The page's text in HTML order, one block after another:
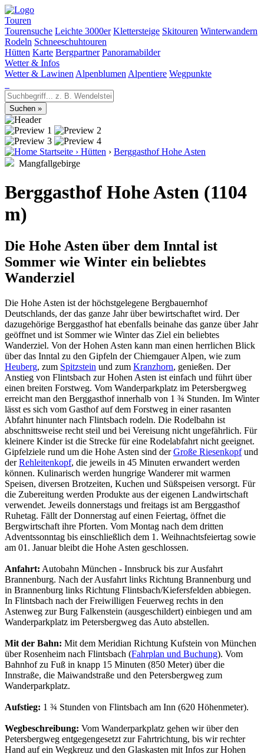
Touren
Tourensuche Leichte 3000er Klettersteige Skitouren Winterwandern
Rodeln Schneeschuhtouren
Hütten Karte Bergpartner Panoramabilder
Wetter & Infos
Wetter & Lawinen Alpenblumen Alpentiere Wegpunkte
Startseite › Hütten › Berggasthof Hohe Asten
Mangfallgebirge
Berggasthof Hohe Asten (1104
m)
Die Hohe Asten über dem Inntal ist
Sommer wie Winter ein beliebtes
Wanderziel
Die Hohe Asten ist der höchstgelegene Bergbauernhof
Deutschlands, der das ganze Jahr über bewirtschaftet wird. Der
dazugehörige Berggasthof hat ebenfalls beinahe das ganze über Jahr
geöffnet und ist Sommer wie Winter das Ziel ein beliebtes
Wanderziel. Von der Hohen Asten kann man einen herrlichen Blick
über das Inntal zu den Gipfeln der Chiemgauer Alpen, wie zum
Heuberg, zum Spitzstein und zum Kranzhorn, genießen. Der
Anstieg von Flintsbach zur Hohen Asten ist einfach und führt über
einen breiten Forstweg. Vom Wanderparkplatz im Petersbergweg
erreicht man den Berggasthof innerhalb von 1 ¾ Stunden. Im Winter
lässt es sich vom Gasthof auf dem Forstweg in einer rasanten
Abfahrt hinunter nach Flintsbach rodeln. Die Rodelbahn ist
abschnittsweise recht steil und bei Vereisung nicht ungefährlich. Für
kleinere Kinder ist die Strecke für eine Rodelabfahrt nicht geeignet.
Gipfelziele rund um die Hohe Asten sind derGroße Riesenkopfund
derRehleitenkopf, die jeweils in 45 Minuten erwandert werden
können. Kulinarisch werden hungrige Wanderer mit warmen
Speisen, diversen Brotzeiten, Kuchen und Süßspeisen versorgt. Für
die Zubereitung werden Produkte aus der eigenen Landwirtschaft
verwendet. Jeweils donnerstags und freitags ist am Berggasthof
Ruhetag. Fällt der Donnerstag auf einen Feiertag, öffnet die
Bergwirtschaft ihre Pforten. Vom Montag nach dem dritten
Adventssonntag bis einschließlich dem 1. Weihnachtsfeiertag sowie
am 01. Januar bleibt die Hohe Asten geschlossen.
Anfahrt: Autobahn München - Innsbruck bis zur Ausfahrt
Brannenburg. Nach der Ausfahrt links Richtung Brannenburg und
in Brannenburg links Richtung Flintsbach/Kiefersfelden abbiegen.
In Flintsbach nach der Freiwilligen Feuerweg rechts in den
Astenweg zur Burg Falkenstein (ausgeschildert) einbiegen und am
Wanderparkplatz im Petersbergweg das Auto abstellen.
Mit der Bahn: Mit dem Meridian Richtung Kufstein von München
über Rosenheim nach Flintsbach (Fahrplan und Buchung). Vom
Bahnhof zu Fuß in knapp 15 Minuten (850 Meter) über die
Innstraße, die Maiwandstraße und den Petersbergweg zum
Wanderparkplatz.
Aufstieg: 1 ¾ Stunden von Flintsbach am Inn (620 Höhenmeter).
Wegbeschreibung: Vom Wanderparkplatz gehen wir über den
Petersbergweg entgegengesetzt zur Fahrtrichtung, bis wir rechter
Hand auf ein Wegkreuz und den Glaskasten mit Infos zur Hohen